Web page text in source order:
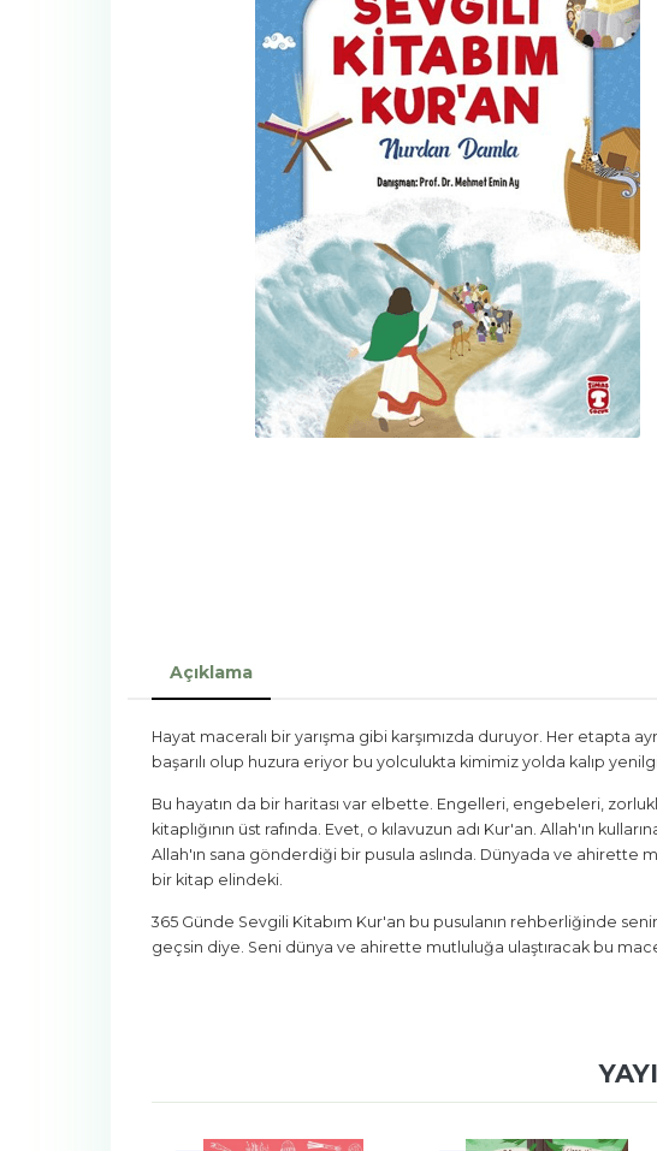
Açıklama
Hayat maceralı bir yarışma gibi karşımızda duruyor. Her etapta
başarılı olup huzura eriyor bu yolculukta kimimiz yolda kalıp
Bu hayatın da bir haritası var elbette. Engelleri, engebeleri,
kitaplığının üst rafında. Evet, o kılavuzun adı Kur'an. Allah'ın
Allah'ın sana gönderdiği bir pusula aslında. Dünyada ve ahirette
bir kitap elindeki.
365 Günde Sevgili Kitabım Kur'an bu pusulanın rehberliğinde
geçsin diye. Seni dünya ve ahirette mutluluğa ulaştıracak bu